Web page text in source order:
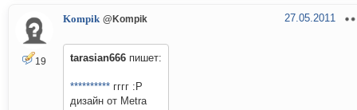
19
Kompik @Kompik 27.05.2011
tarasian666 пишет:
********** гггг :P
дизайн от Metra